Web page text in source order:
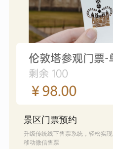
景区门票预约
升级传统线下售票系统，轻松实现
移动微信售票